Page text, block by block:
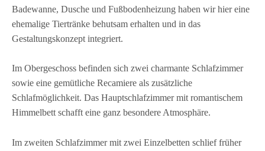
Badewanne, Dusche und Fußbodenheizung haben wir hier eine
ehemalige Tiertränke behutsam erhalten und in das
Gestaltungskonzept integriert.
Im Obergeschoss befinden sich zwei charmante Schlafzimmer
sowie eine gemütliche Recamiere als zusätzliche
Schlafmöglichkeit. Das Hauptschlafzimmer mit romantischem
Himmelbett schafft eine ganz besondere Atmosphäre.
Im zweiten Schlafzimmer mit zwei Einzelbetten schlief früher